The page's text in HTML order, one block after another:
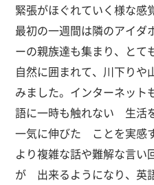
緊張がほぐれていく様な感
最初の一週間は隣のアイダ
ーの親族達も集まり、とて
自然に囲まれて、川下りや
みました。インターネット
語に一時も触れない 生活
一気に伸びた ことを実感
より複雑な話や難解な言い
が 出来るようになり、英